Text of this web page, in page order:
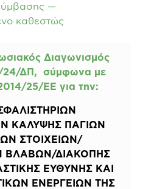
—
καθεστώς
Διαγωνισμός
24/ΔΠ, σύμφωνα με
25/ΕΕ για την:
ΚΑΛΥΨΗΣ ΠΑΓΙΩΝ
ΣΤΟΙΧΕΙΩΝ/
ΒΛΑΒΩΝ/ΔΙΑΚΟΠΗΣ
ΕΥΘΥΝΗΣ KAI
ΕΝΕΡΓΕΙΩΝ ΤΗΣ